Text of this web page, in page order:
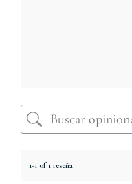
1-1 of 1 reseña